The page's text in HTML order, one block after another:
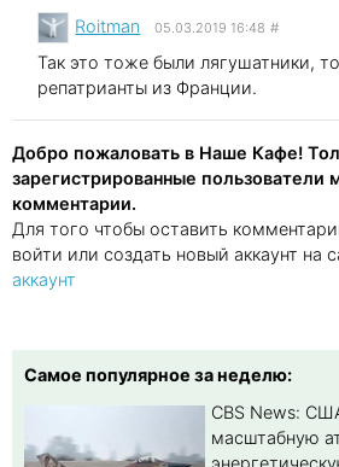
Roitman 05.03.2019 16:48 #
Так это тоже были лягушатники,
репатрианты из Франции.
Добро пожаловать в Наше Кафе!
зарегистрированные пользователи
комментарии.
Для того чтобы оставить
войти или создать новый аккаунт на
аккаунт
Самое популярное за неделю:
CBS News:
масштабную